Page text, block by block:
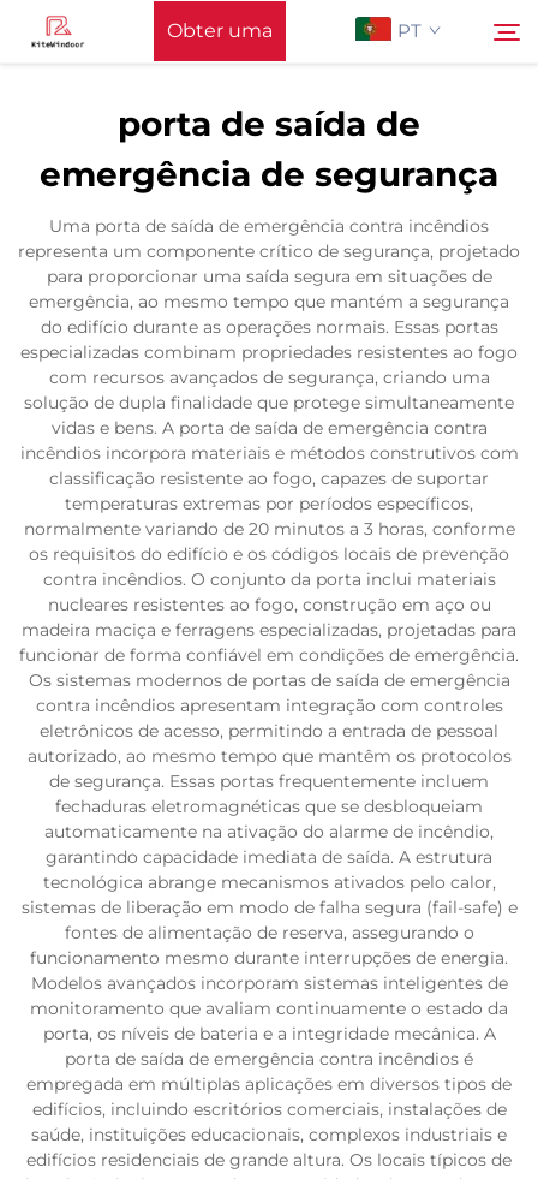
Obter uma PT
Página Inicial
Apoiar
Produtos
Aplicação
Notícias
Entre em Contato
Pesquisar
porta de saída de
emergência de segurança
Uma porta de saída de emergência contra incêndios
representa um componente crítico de segurança, projetado
para proporcionar uma saída segura em situações de
emergência, ao mesmo tempo que mantém a segurança
do edifício durante as operações normais. Essas portas
especializadas combinam propriedades resistentes ao fogo
com recursos avançados de segurança, criando uma
solução de dupla finalidade que protege simultaneamente
vidas e bens. A porta de saída de emergência contra
incêndios incorpora materiais e métodos construtivos com
classificação resistente ao fogo, capazes de suportar
temperaturas extremas por períodos específicos,
normalmente variando de 20 minutos a 3 horas, conforme
os requisitos do edifício e os códigos locais de prevenção
contra incêndios. O conjunto da porta inclui materiais
nucleares resistentes ao fogo, construção em aço ou
madeira maciça e ferragens especializadas, projetadas para
funcionar de forma confiável em condições de emergência.
Os sistemas modernos de portas de saída de emergência
contra incêndios apresentam integração com controles
eletrônicos de acesso, permitindo a entrada de pessoal
autorizado, ao mesmo tempo que mantêm os protocolos
de segurança. Essas portas frequentemente incluem
fechaduras eletromagnéticas que se desbloqueiam
automaticamente na ativação do alarme de incêndio,
garantindo capacidade imediata de saída. A estrutura
tecnológica abrange mecanismos ativados pelo calor,
sistemas de liberação em modo de falha segura (fail-safe) e
fontes de alimentação de reserva, assegurando o
funcionamento mesmo durante interrupções de energia.
Modelos avançados incorporam sistemas inteligentes de
monitoramento que avaliam continuamente o estado da
porta, os níveis de bateria e a integridade mecânica. A
porta de saída de emergência contra incêndios é
empregada em múltiplas aplicações em diversos tipos de
edifícios, incluindo escritórios comerciais, instalações de
saúde, instituições educacionais, complexos industriais e
edifícios residenciais de grande altura. Os locais típicos de